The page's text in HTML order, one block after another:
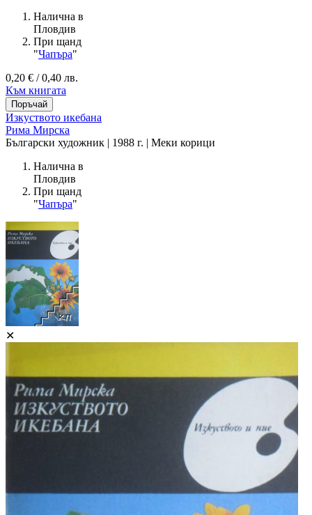
Налична в
Пловдив
При щанд
"Чапъра"
0,20 € / 0,40 лв.
Към книгата
Изкуството икебана
Рима Мирска
Български художник | 1988 г. | Меки корици
Налична в
Пловдив
При щанд
"Чапъра"
✕